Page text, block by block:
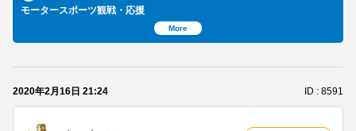
モータースポーツ観戦・応援
More
2020年2月16日 21:24 ID : 8591